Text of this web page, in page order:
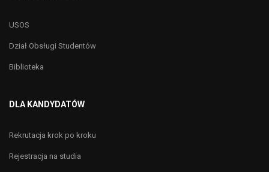
USOS
Dział Obsługi Studentów
Biblioteka
DLA KANDYDATÓW
Rekrutacja krok po kroku
Rejestracja na studia